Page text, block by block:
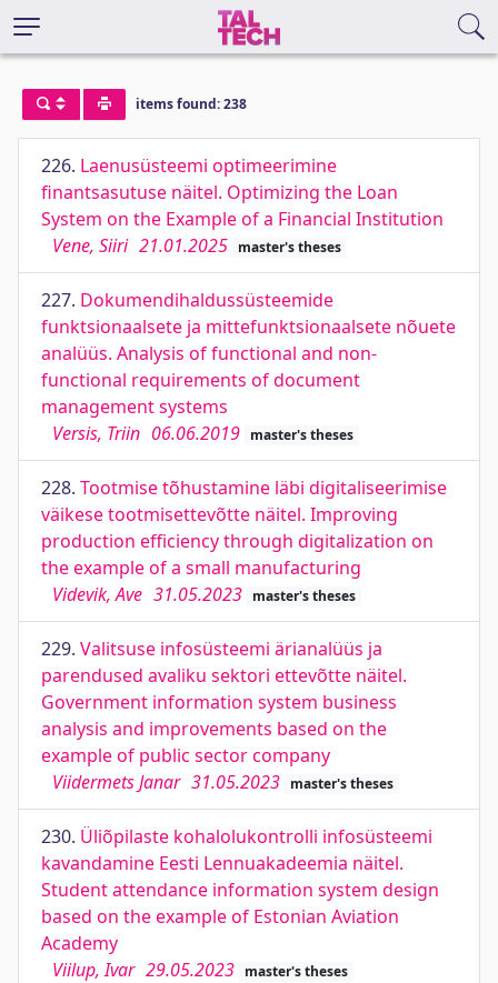
items found: 238
226. Laenusüsteemi optimeerimine
finantsasutuse näitel. Optimizing the Loan
System on the Example of a Financial Institution
Vene, Siiri 21.01.2025 master's theses
227. Dokumendihaldussüsteemide
funktsionaalsete ja mittefunktsionaalsete nõuete
analüüs. Analysis of functional and non-
functional requirements of document
management systems
Versis, Triin 06.06.2019 master's theses
228. Tootmise tõhustamine läbi digitaliseerimise
väikese tootmisettevõtte näitel. Improving
production efficiency through digitalization on
the example of a small manufacturing
Videvik, Ave 31.05.2023 master's theses
229. Valitsuse infosüsteemi ärianalüüs ja
parendused avaliku sektori ettevõtte näitel.
Government information system business
analysis and improvements based on the
example of public sector company
Viidermets Janar 31.05.2023 master's theses
230. Üliõpilaste kohalolukontrolli infosüsteemi
kavandamine Eesti Lennuakadeemia näitel.
Student attendance information system design
based on the example of Estonian Aviation
Academy
Viilup, Ivar 29.05.2023 master's theses